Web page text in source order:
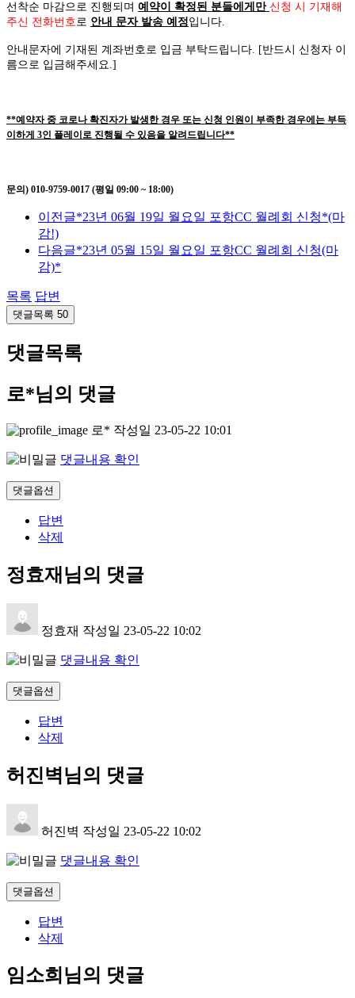
선착순 마감으로 진행되며 예약이 확정된 분들에게만 신청 시 기재해
주신 전화번호로 안내 문자 발송 예정입니다.
안내문자에 기재된 계좌번호로 입금 부탁드립니다. [반드시 신청자 이
름으로 입금해주세요.]
**예약자 중 코로나 확진자가 발생한 경우 또는 신청 인원이 부족한 경우에는 부득
이하게 3인 플레이로 진행될 수 있음을 알려드립니다**
문의) 010-9759-0017 (평일 09:00 ~ 18:00)
이전글*23년 06월 19일 월요일 포항CC 월례회 신청*(마
감!)
다음글*23년 05월 15일 월요일 포항CC 월례회 신청(마
감)*
목록 답변
댓글목록 50
댓글목록
로*님의 댓글
로* 작성일 23-05-22 10:01
댓글내용 확인
댓글옵션
답변
삭제
정효재님의 댓글
정효재 작성일 23-05-22 10:02
댓글내용 확인
댓글옵션
답변
삭제
허진벽님의 댓글
허진벽 작성일 23-05-22 10:02
댓글내용 확인
댓글옵션
답변
삭제
임소희님의 댓글